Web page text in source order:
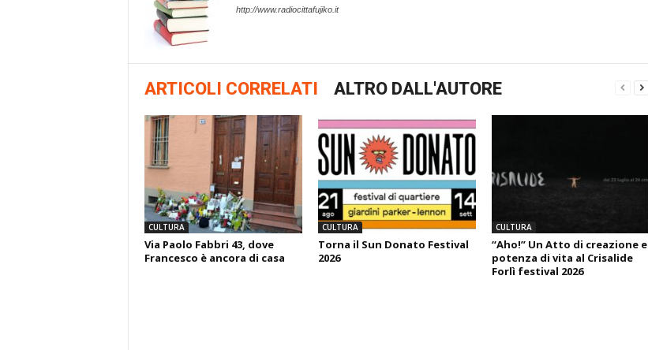
http://www.radiocittafujiko.it
ARTICOLI CORRELATI ALTRO DALL'AUTORE
CULTURA
Via Paolo Fabbri 43, dove
Francesco è ancora di casa
CULTURA
Torna il Sun Donato Festival
2026
CULTURA
“Aho!” Un Atto di creazione e
potenza di vita al Crisalide
Forlì festival 2026